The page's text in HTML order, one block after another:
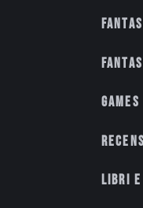
Games
Libri